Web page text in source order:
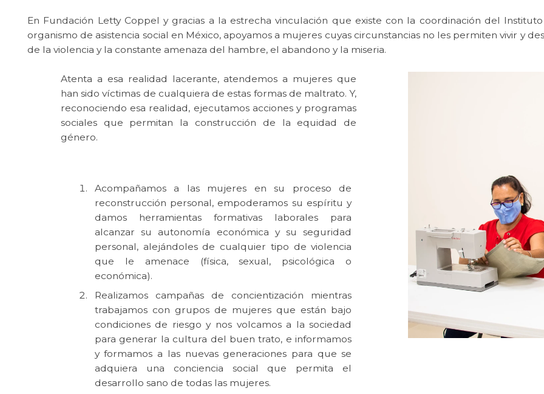
En Fundación Letty Coppel y gracias a la estrecha vinculación que existe con la coordinación del
organismo de asistencia social en México, apoyamos a mujeres cuyas circunstancias no les permiten vivir y
de la violencia y la constante amenaza del hambre, el abandono y la miseria.
Atenta a esa realidad lacerante, atendemos a mujeres que
han sido víctimas de cualquiera de estas formas de maltrato. Y,
reconociendo esa realidad, ejecutamos acciones y programas
sociales que permitan la construcción de la equidad de
género.
Acompañamos a las mujeres en su proceso de
reconstrucción personal, empoderamos su espíritu y
damos herramientas formativas laborales para
alcanzar su autonomía económica y su seguridad
personal, alejándoles de cualquier tipo de violencia
que le amenace (física, sexual, psicológica o
económica).
Realizamos campañas de concientización mientras
trabajamos con grupos de mujeres que están bajo
condiciones de riesgo y nos volcamos a la sociedad
para generar la cultura del buen trato, e informamos
y formamos a las nuevas generaciones para que se
adquiera una conciencia social que permita el
desarrollo sano de todas las mujeres.